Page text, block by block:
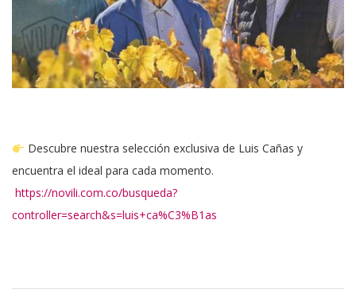
Descubre nuestra selección exclusiva de Luis Cañas y
encuentra el ideal para cada momento.
https://novili.com.co/busqueda?
controller=search&s=luis+ca%C3%B1as